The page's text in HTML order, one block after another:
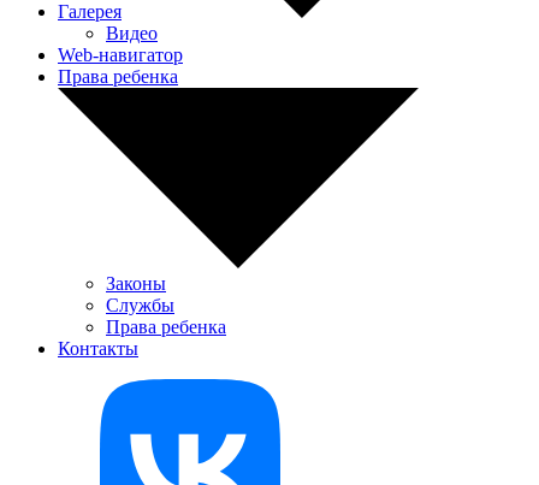
Галерея
Видео
Web-навигатор
Права ребенка
Законы
Службы
Права ребенка
Контакты